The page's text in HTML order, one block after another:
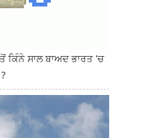
ਕਿੰਨੇ ਸਾਲ ਬਾਅਦ ਭਾਰਤ 'ਚ